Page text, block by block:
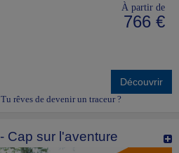
À partir de
766 €
Découvrir
rêves de devenir un traceur ?
Cap sur l'aventure